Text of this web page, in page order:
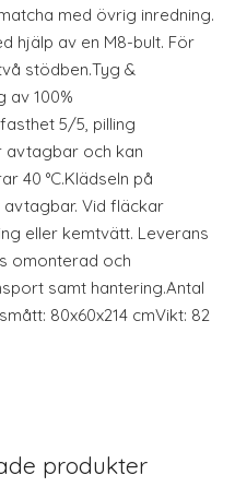
med övrig inredning.
hjälp av en M8-bult. För
stödben.Tyg &
av 100%
5/5, pilling
avtagbar och kan
40 °C.Klädseln på
Vid fläckar
eller kemtvätt. Leverans
omonterad och
samt hantering.Antal
80x60x214 cmVikt: 82
produkter